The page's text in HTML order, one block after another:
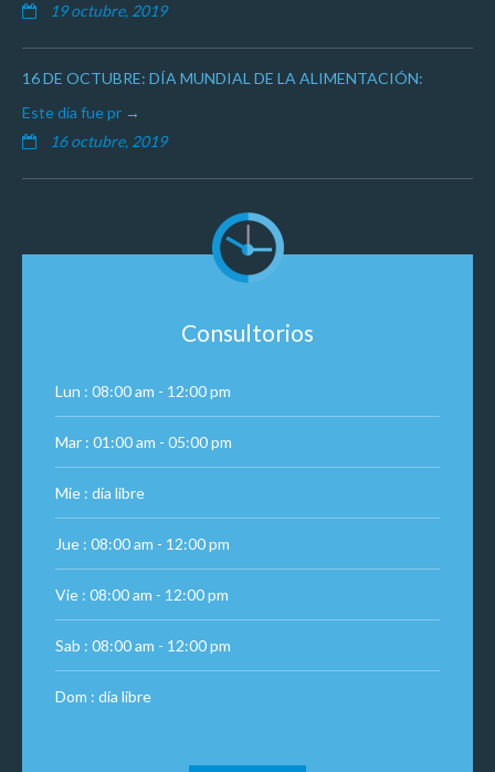
19 octubre, 2019
16 DE OCTUBRE: DÍA MUNDIAL DE LA ALIMENTACIÓN:
Este día fue pr
16 octubre, 2019
Consultorios
Lun : 08:00 am - 12:00 pm
Mar : 01:00 am - 05:00 pm
Mie : día libre
Jue : 08:00 am - 12:00 pm
Vie : 08:00 am - 12:00 pm
Sab : 08:00 am - 12:00 pm
Dom : día libre